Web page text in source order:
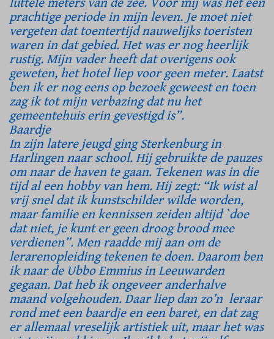
luttele meters van de zee. Voor mij was het een
prachtige periode in mijn leven. Je moet niet
vergeten dat toentertijd nauwelijks toeristen
waren in dat gebied. Het was er nog heerlijk
rustig. Mijn vader heeft dat overigens ook
geweten, het hotel liep voor geen meter. Laatst
ben ik er nog eens op bezoek geweest en toen
zag ik tot mijn verbazing dat nu het
gemeentehuis erin gevestigd is”.
Baardje
In zijn latere jeugd ging Sterkenburg in
Harlingen naar school. Hij gebruikte de pauzes
om naar de haven te gaan. Tekenen was in die
tijd al een hobby van hem. Hij zegt: “Ik wist al
vrij snel dat ik kunstschilder wilde worden,
maar familie en kennissen zeiden altijd `doe
dat niet, je kunt er geen droog brood mee
verdienen”. Men raadde mij aan om de
lerarenopleiding tekenen te doen. Daarom ben
ik naar de Ubbo Emmius in Leeuwarden
gegaan. Dat heb ik ongeveer anderhalve
maand volgehouden. Daar liep dan zo’n leraar
rond met een baardje en een baret, en dat zag
er allemaal vreselijk artistiek uit, maar het was